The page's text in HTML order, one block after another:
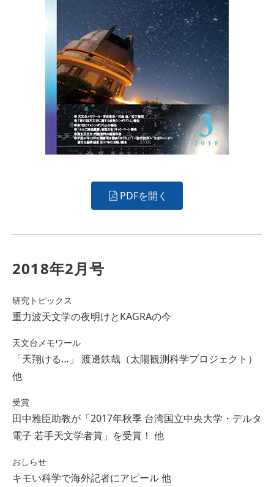
PDFを開く
2018年2月号
研究トピックス
重力波天文学の夜明けとKAGRAの今
天文台メモワール
「天翔ける…」 渡邊鉄哉（太陽観測科学プロジェクト）
他
受賞
田中雅臣助教が「2017年秋季 台湾国立中央大学・デルタ
電子 若手天文学者賞」を受賞！ 他
おしらせ
キモい科学で海外記者にアピール 他